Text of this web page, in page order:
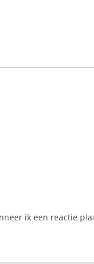
ik een reactie